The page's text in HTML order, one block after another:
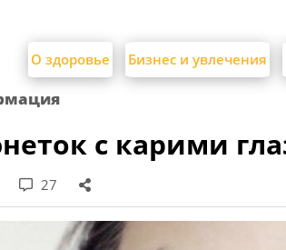
О здоровье Бизнес и увлечения
с карими
27